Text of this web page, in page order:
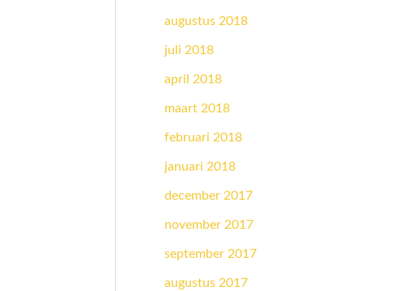
augustus 2018
juli 2018
april 2018
maart 2018
februari 2018
januari 2018
december 2017
november 2017
september 2017
augustus 2017